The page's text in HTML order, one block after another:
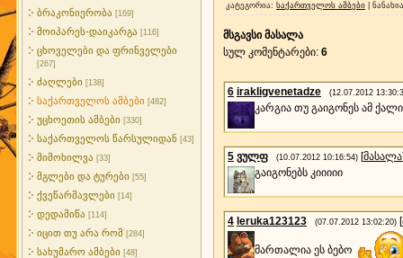
ბრაკონიერობა [169]
მოიპარეს-დაიკარგა [116]
ცხოველები და ფრინველები
[267]
ძაღლები [138]
საქართველოს ამბები [482]
უცხოეთის ამბები [330]
საქართველოს წარსულიდან [43]
მიმოხილვა [33]
მგლები და ტურები [55]
ქვეწარმავლები [14]
დედამიწა [114]
იცით თუ არა რომ [284]
სახუმარო ამბები [48]
კატეგორია: საქართველოს ამბები ნანახია
მსგავსი მასალა
სულ კომენტარები: 6
6 irakligvenetadze (12.07.2012
კარგია თუ გაიგონეს ამ
5 ვულფ (10.07.2012 10:16:54) [მასალა
გაიგონებს კიიიიი
4 leruka123123 (07.07.2012 13:02:20) [
მართალია ეს ბებო